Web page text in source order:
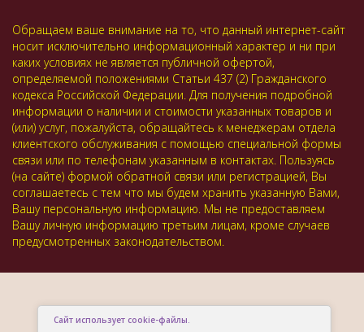
Обращаем ваше внимание на то, что данный интернет-сайт
носит исключительно информационный характер и ни при
каких условиях не является публичной офертой,
определяемой положениями Статьи 437 (2) Гражданского
кодекса Российской Федерации. Для получения подробной
информации о наличии и стоимости указанных товаров и
(или) услуг, пожалуйста, обращайтесь к менеджерам отдела
клиентского обслуживания с помощью специальной формы
связи или по телефонам указанным в контактах. Пользуясь
(на сайте) формой обратной связи или регистрацией, Вы
соглашаетесь с тем что мы будем хранить указанную Вами,
Вашу персональную информацию. Мы не предоставляем
Вашу личную информацию третьим лицам, кроме случаев
предусмотренных законодательством.
Сайт использует cookie-файлы.